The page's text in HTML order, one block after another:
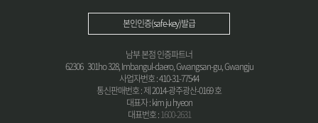
본인인증(safe-key)발급
남부 본점 인증파트너
62306 301ho 328, Imbangul-daero, Gwangsan-gu, Gwangju
사업자번호 : 410-31-77544
통신판매번호 : 제 2014-광주광산-0169 호
대표자 : kim ju hyeon
대표번호 :1600-2631